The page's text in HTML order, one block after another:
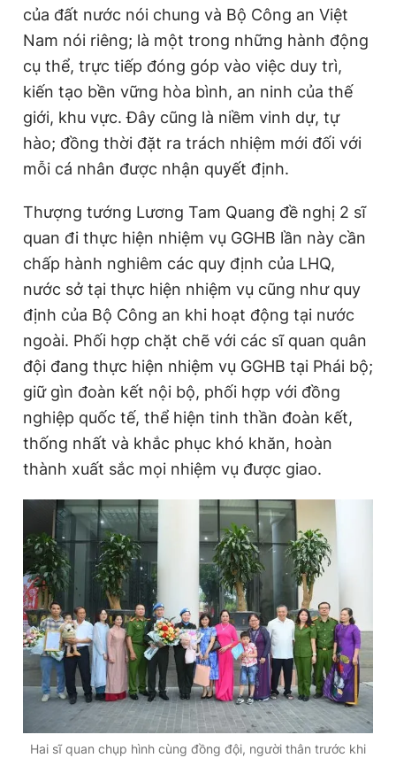
của đất nước nói chung và Bộ Công an Việt
Nam nói riêng; là một trong những hành động
cụ thể, trực tiếp đóng góp vào việc duy trì,
kiến tạo bền vững hòa bình, an ninh của thế
giới, khu vực. Đây cũng là niềm vinh dự, tự
hào; đồng thời đặt ra trách nhiệm mới đối với
mỗi cá nhân được nhận quyết định.
Thượng tướng Lương Tam Quang đề nghị 2 sĩ
quan đi thực hiện nhiệm vụ GGHB lần này cần
chấp hành nghiêm các quy định của LHQ,
nước sở tại thực hiện nhiệm vụ cũng như quy
định của Bộ Công an khi hoạt động tại nước
ngoài. Phối hợp chặt chẽ với các sĩ quan quân
đội đang thực hiện nhiệm vụ GGHB tại Phái bộ;
giữ gìn đoàn kết nội bộ, phối hợp với đồng
nghiệp quốc tế, thể hiện tinh thần đoàn kết,
thống nhất và khắc phục khó khăn, hoàn
thành xuất sắc mọi nhiệm vụ được giao.
Hai sĩ quan chụp hình cùng đồng đội, người thân trước khi